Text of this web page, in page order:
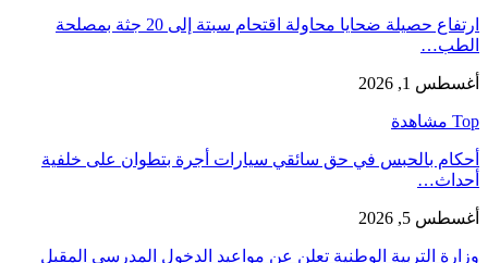
ارتفاع حصيلة ضحايا محاولة اقتحام سبتة إلى 20 جثة بمصلحة
الطب…
أغسطس 1, 2026
Top مشاهدة
أحكام بالحبس في حق سائقي سيارات أجرة بتطوان على خلفية
أحداث…
أغسطس 5, 2026
وزارة التربية الوطنية تعلن عن مواعيد الدخول المدرسي المقبل